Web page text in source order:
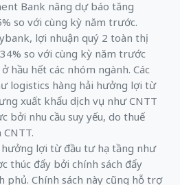
Bank nâng dự báo tăng
so với cùng kỳ năm trước.
lợi nhuận quý 2 toàn thị
so với cùng kỳ năm trước
hầu hết các nhóm ngành. Các
logistics hàng hải hưởng lợi từ
xuất khẩu dịch vụ như CNTT
bởi nhu cầu suy yếu, do thuế
lợi từ đầu tư hạ tầng như
thúc đẩy bởi chính sách đẩy
phủ. Chính sách này cũng hỗ trợ